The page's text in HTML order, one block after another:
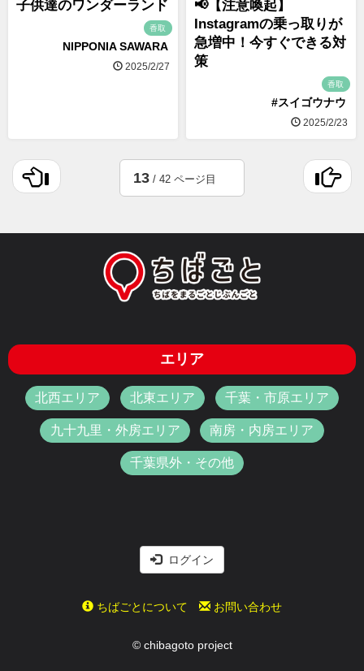
子供達のワンダーランド
香取
NIPPONIA SAWARA
2025/2/27
📢【注意喚起】
Instagramの乗っ取りが
急増中！今すぐできる対
策
香取
#スイゴウナウ
2025/2/23
13 / 42 ページ目
エリア
北西エリア 北東エリア 千葉・市原エリア
九十九里・外房エリア 南房・内房エリア
千葉県外・その他
ログイン
ちばごとについて お問い合わせ
© chibagoto project